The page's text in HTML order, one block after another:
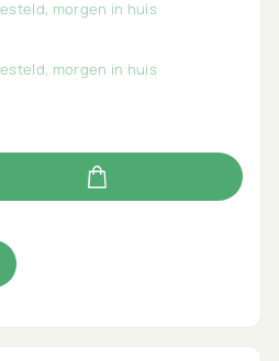
morgen in huis
morgen in huis